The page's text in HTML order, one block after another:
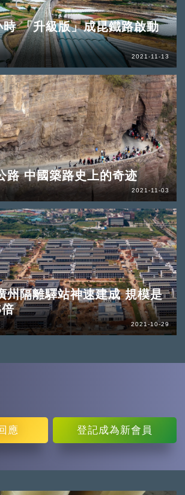
「升級版」成昆鐵路啟動
2021-11-13
路 中國築路史上的奇迹
2021-11-03
州隔離驛站神速建成 規模是
2021-10-29
應 登記成為新會員